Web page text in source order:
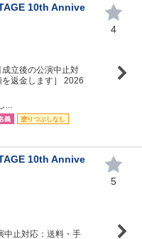
10th Annive
立後の公演中止対
返金します］ 2026
...
義
塗りつぶしなし
4
10th Annive
止対応：送料・手
5